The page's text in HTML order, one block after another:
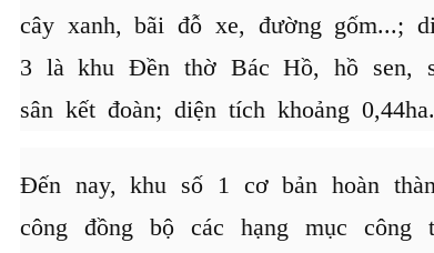
cây xanh, bãi đỗ xe, đường gốm...;
3 là khu Đền thờ Bác Hồ, hồ sen,
sân kết đoàn; diện tích khoảng 0,44ha.
Đến nay, khu số 1 cơ bản hoàn
công đồng bộ các hạng mục công